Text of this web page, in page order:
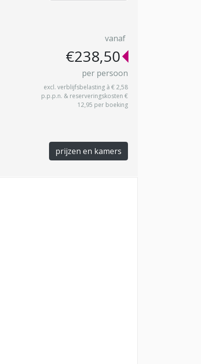
vanaf
€238,50
per persoon
excl. verblijfsbelasting à € 2,58
p.p.p.n. & reserveringskosten €
12,95 per boeking
prijzen en kamers